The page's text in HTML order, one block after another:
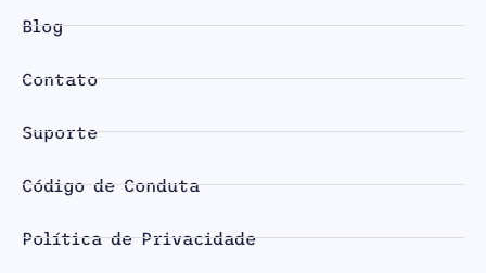
Blog
Contato
Suporte
Código de Conduta
Política de Privacidade